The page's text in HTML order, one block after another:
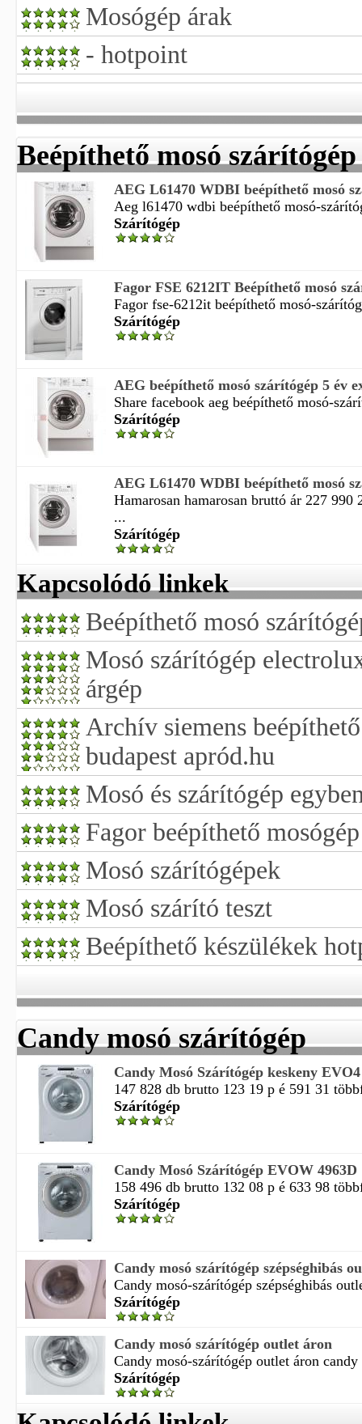
Mosógép árak
- hotpoint
Beépíthető mosó szárítógép
AEG L61470 WDBI beépíthető mosó
Aeg l61470 wdbi beépíthető mosó-
Szárítógép
Fagor FSE 6212IT Beépíthető mosó
Fagor fse-6212it beépíthető mosó-
Szárítógép
AEG beépíthető mosó szárítógép 5 év
Share facebook aeg beépíthető mosó-
Szárítógép
AEG L61470 WDBI beépíthető mosó
Hamarosan hamarosan bruttó ár 227 990
...
Szárítógép
Kapcsolódó linkek
Beépíthető mosó
Mosó szárítógép
árgép
Archív siemens
budapest apród.hu
Mosó és szárítógép
Fagor beépíthető mosógép
Mosó szárítógépek
Mosó szárító teszt
Beépíthető készülékek
Candy mosó szárítógép
Candy Mosó Szárítógép keskeny
147 828 db brutto 123 19 p é 591 31
Szárítógép
Candy Mosó Szárítógép EVOW 4963D
158 496 db brutto 132 08 p é 633 98
Szárítógép
Candy mosó szárítógép szépséghibás
Candy mosó-szárítógép szépséghibás
Szárítógép
Candy mosó szárítógép outlet áron
Candy mosó-szárítógép outlet áron
Szárítógép